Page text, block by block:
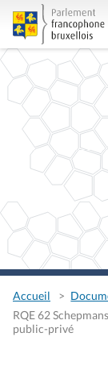
Accueil
RQE 62
public-privé